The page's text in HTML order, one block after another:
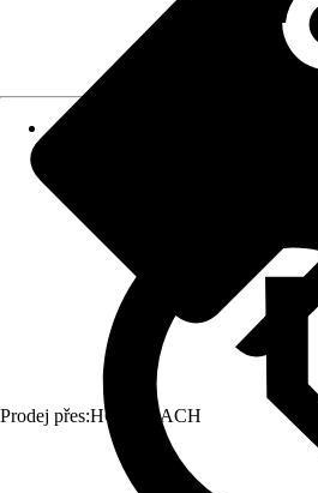
Prodej přes:HORNBACH